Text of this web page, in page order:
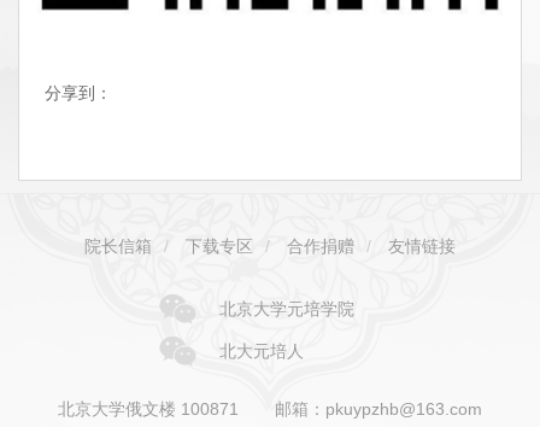
分享到：
院长信箱 / 下载专区 / 合作捐赠 / 友情链接
北京大学元培学院
北大元培人
北京大学俄文楼 100871 邮箱：pkuypzhb@163.com